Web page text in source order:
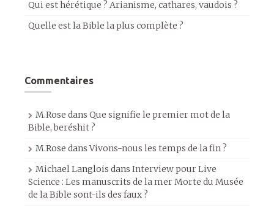
Qui est hérétique ? Arianisme, cathares, vaudois ?
Quelle est la Bible la plus complète ?
Commentaires
M.Rose dans Que signifie le premier mot de la
Bible, beréshit ?
M.Rose dansVivons-nous les temps de la fin ?
Michael Langlois dans Interview pour Live
Science : Les manuscrits de la mer Morte du Musée
de la Bible sont-ils des faux ?